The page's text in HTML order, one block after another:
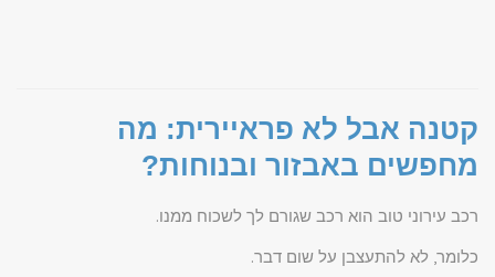
קטנה אבל לא פראיירית: מה
מחפשים באבזור ובנוחות?
רכב עירוני טוב הוא רכב שגורם לך לשכוח ממנו.
כלומר, לא להתעצבן על שום דבר.